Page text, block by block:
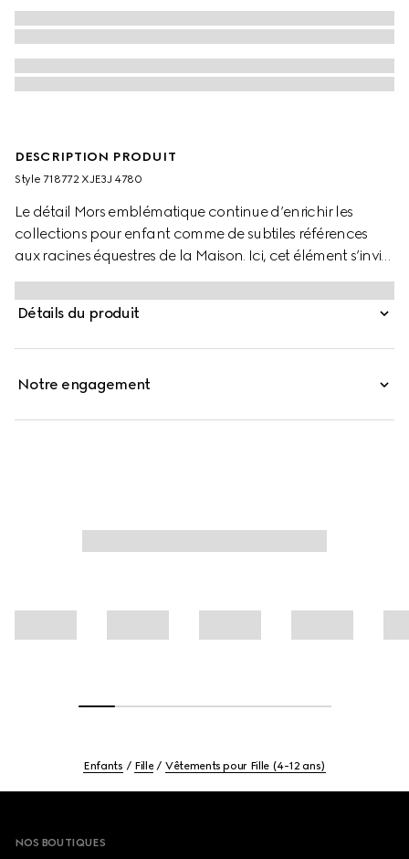
DESCRIPTION PRODUIT
Style ‎718772 XJE3J 4780
Le détail Mors emblématique continue d’enrichir les
collections pour enfant comme de subtiles références
aux racines équestres de la Maison. Ici, cet élément s’invite
sur la poche poitrine d’une robe pour enfant en jersey de
coton bleu foncé. Des finitions en maille rayée
contrastantes viennent compléter la silhouette.
Détails du produit
Notre engagement
Enfants Fille Vêtements pour Fille (4-12 ans)
NOS BOUTIQUES